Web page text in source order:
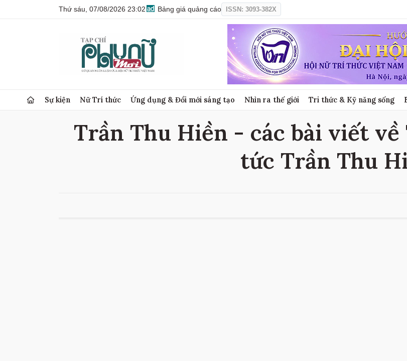
Thứ sáu, 07/08/2026 23:02 Bảng giá quảng cáo ISSN: 3093-382X
Sự kiện Nữ Trí thức Ứng dụng & Đổi mới sáng tạo Nhìn ra thế giới Tri thức & Kỹ năng sống
Trần Thu Hiền - các bài viết
tức Trần Thu